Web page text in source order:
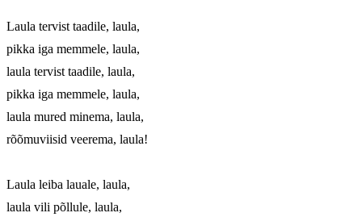
Laula tervist taadile, laula,
pikka iga memmele, laula,
laula tervist taadile, laula,
pikka iga memmele, laula,
laula mured minema, laula,
rõõmuviisid veerema, laula!
Laula leiba lauale, laula,
laula vili põllule, laula,